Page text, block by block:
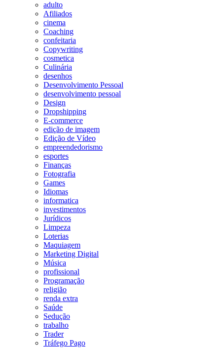
adulto
Afiliados
cinema
Coaching
confeitaria
Copywriting
cosmetica
Culinária
desenhos
Desenvolvimento Pessoal
desenvolvimento pessoal
Design
Dropshipping
E-commerce
edição de imagem
Edição de Vídeo
empreendedorismo
esportes
Finanças
Fotografia
Games
Idiomas
informatica
investimentos
Jurídicos
Limpeza
Loterias
Maquiagem
Marketing Digital
Música
profissional
Programação
religião
renda extra
Saúde
Sedução
trabalho
Trader
Tráfego Pago